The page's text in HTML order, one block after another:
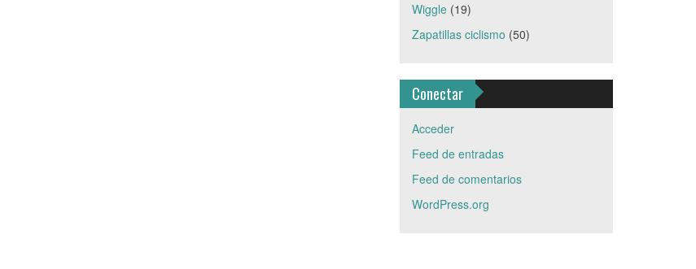
Wiggle(19)
Zapatillas ciclismo (50)
Conectar
Acceder
Feed de entradas
Feed de comentarios
WordPress.org